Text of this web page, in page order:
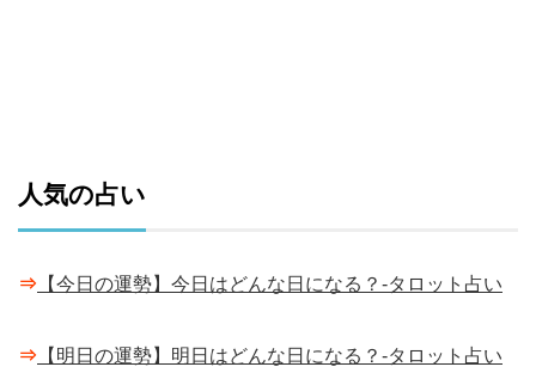
人気の占い
⇒ 【今日の運勢】今日はどんな日になる？-タロット占い
⇒ 【明日の運勢】明日はどんな日になる？-タロット占い